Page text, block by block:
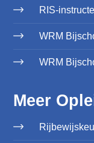
RIS-
WRM
WRM
Meer